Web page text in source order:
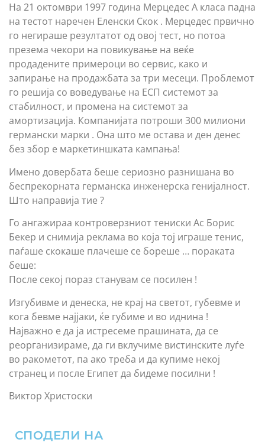
На 21 октомври 1997 година Мерцедес А класа падна
на тестот наречен Еленски Скок . Mерцедес првично
го негираше резултатот од овој тест, но потоа
презема чекори на повикување на веќе
продадените примероци во сервис, како и
запирање на продажбата за три месеци. Проблемот
го решија со воведување на ЕСП системот за
стабилност, и промена на системот за
амортизација. Компанијата потроши 300 милиони
германски марки . Она што ме остава и ден денес
без збор е маркетиншката кампања!
Имено довербата беше сериозно разнишана во
беспрекорната германска инженерска генијалност.
Што направија тие ?
Го ангажираа контроверзниот тениски Ас Борис
Бекер и снимија реклама во која тој играше тенис,
паѓаше скокаше плачеше се бореше … пораката
беше:
После секој пораз станувам се посилен !
Изгубивме и денеска, не крај на светот, губевме и
кога бевме најјаки, ќе губиме и во иднина !
Најважно е да ја истресеме прашината, да се
реорганизираме, да ги вклучиме вистинските луѓе
во ракометот, па ако треба и да купиме некој
странец и после Египет да бидеме посилни !
Виктор Христоски
СПОДЕЛИ НА